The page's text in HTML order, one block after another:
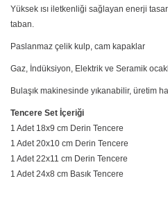
Yüksek ısı iletkenliği sağlayan enerji
taban.
Paslanmaz çelik kulp, cam kapaklar
Gaz, İndüksiyon, Elektrik ve Seramik
Bulaşık makinesinde yıkanabilir, üretim
Tencere Set İçeriği
1 Adet 18x9 cm Derin Tencere
1 Adet 20x10 cm Derin Tencere
1 Adet 22x11 cm Derin Tencere
1 Adet 24x8 cm Basık Tencere